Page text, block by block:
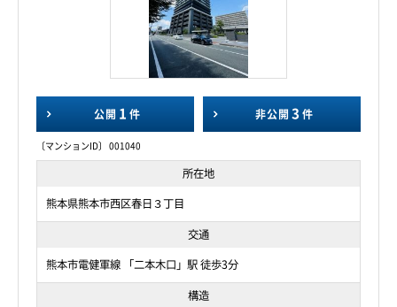
公開 1 件 非公開 3 件
〔マンションID〕 001040
所在地
熊本県熊本市西区春日３丁目
交通
熊本市電健軍線 「二本木口」駅 徒歩3分
構造